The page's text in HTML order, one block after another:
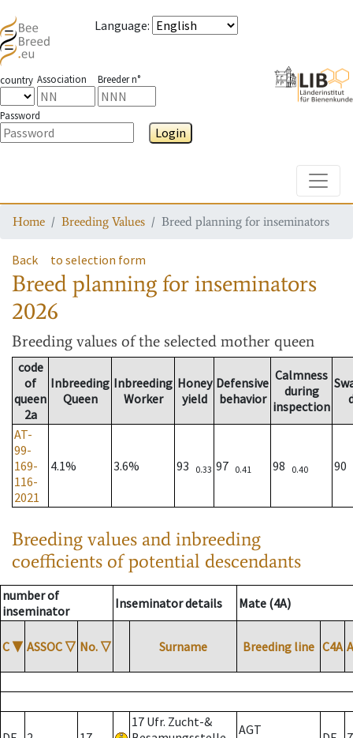
Language:
country Association Breeder n°
Password
Login
Home Breeding Values Breed planning for inseminators
Back to selection form
Breed planning for inseminators
2026
Breeding values of the selected mother queen
code
of
queen
2a
Inbreeding
Queen
Inbreeding
Worker
Honey
yield
Defensive
behavior
Calmness
during
inspection
AT-
99-
169-
116-
2021
4.1% 3.6% 93 0.33 97 0.41 98 0.40 90
Breeding values and inbreeding
coefficients of potential descendants
number of
inseminator
Inseminator details Mate (4A)
C ▼ ASSOC ▽ No. ▽ Surname Breeding line C4A
17 Ufr. Zucht-&
AGT